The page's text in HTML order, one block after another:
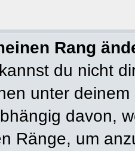
Rang
du nicht
unter
davon,
Ränge, um